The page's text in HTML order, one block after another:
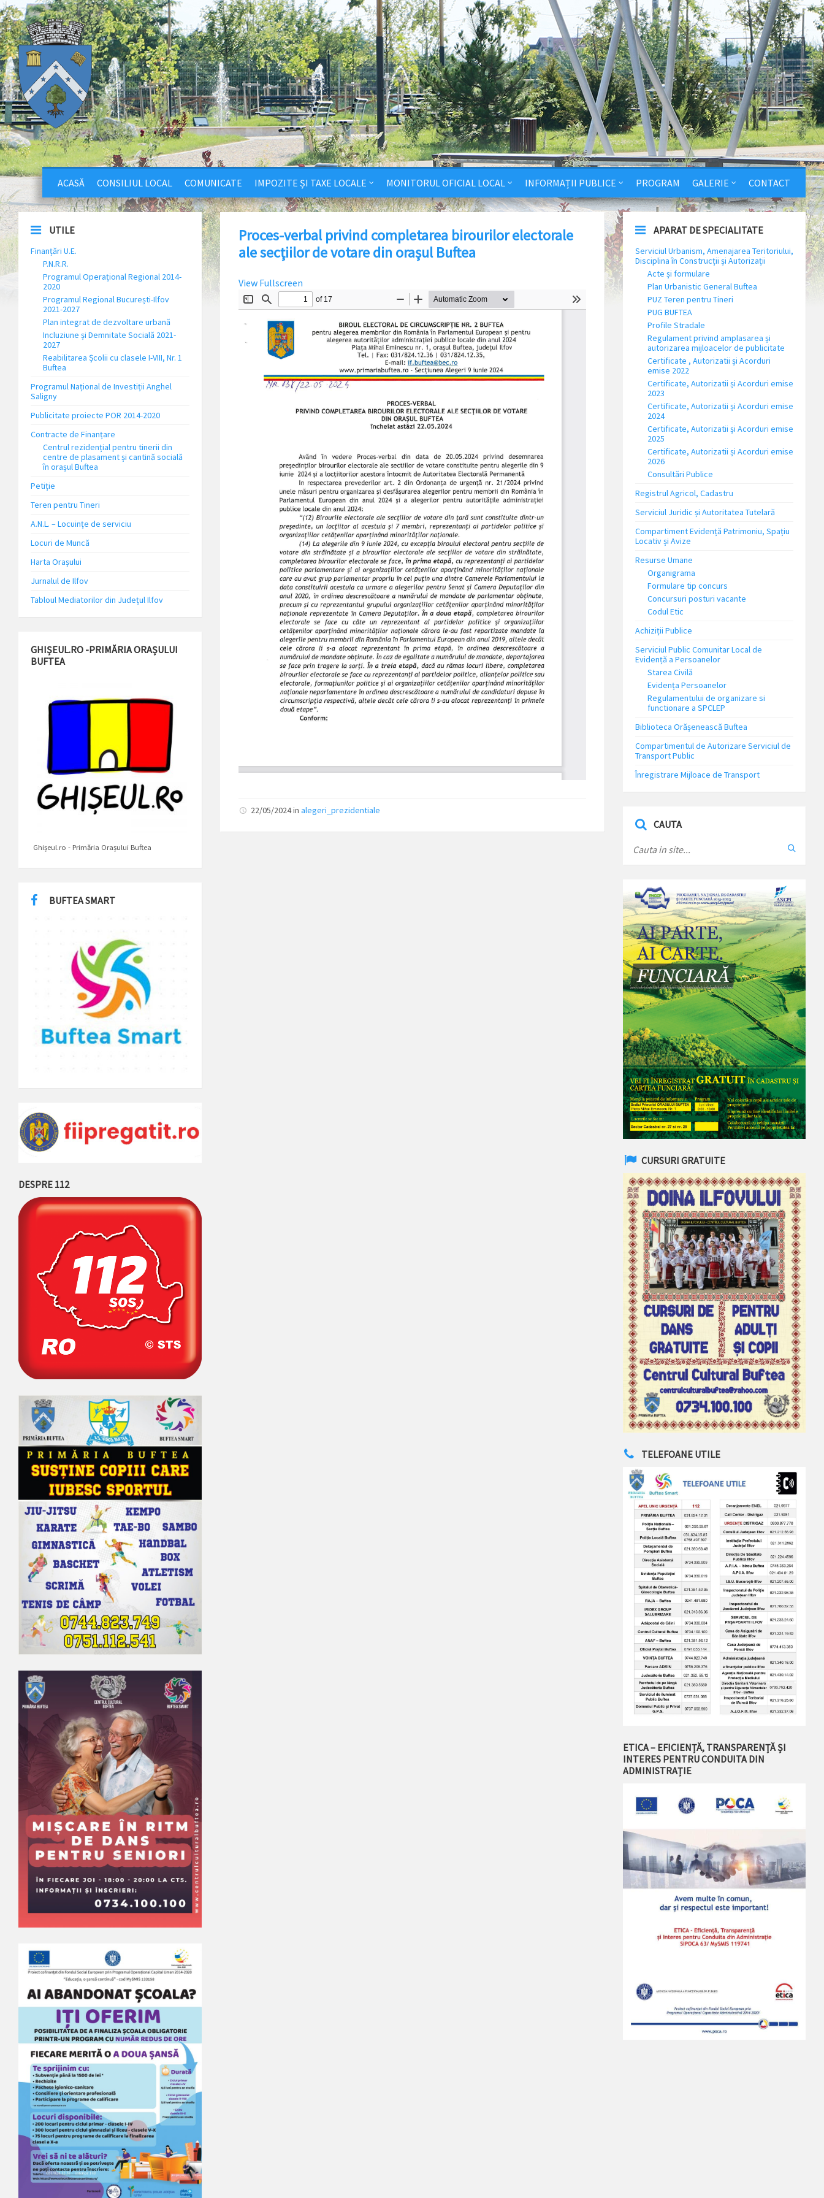
ACASĂ CONSILIUL LOCAL COMUNICATE IMPOZITE ȘI TAXE LOCALE MONITORUL OFICIAL LOCAL INFORMAȚII PUBLICE PROGRAM GALERIE CONTACT
Proces-verbal privind completarea birourilor electorale
ale secţiilor de votare din oraşul Buftea
View Fullscreen
22/05/2024in alegeri_prezidentiale
UTILE
Finanțări U.E.
P.N.R.R.
Programul Operațional Regional 2014-
2020
Programul Regional București-Ilfov
2021-2027
Plan integrat de dezvoltare urbană
Incluziune și Demnitate Socială 2021-
2027
Reabilitarea Școlii cu clasele I-VIII, Nr. 1
Buftea
Programul Național de Investiții Anghel
Saligny
Publicitate proiecte POR 2014-2020
Contracte de Finanțare
Centrul rezidențial pentru tinerii din
centre de plasament și cantină socială
în orașul Buftea
Petiție
Teren pentru Tineri
A.N.L. – Locuinţe de serviciu
Locuri de Muncă
Harta Orașului
Jurnalul de Ilfov
Tabloul Mediatorilor din Județul Ilfov
GHIȘEUL.RO -PRIMĂRIA ORAȘULUI
BUFTEA
Ghișeul.ro - Primăria Orașului Buftea
BUFTEA SMART
DESPRE 112
APARAT DE SPECIALITATE
Serviciul Urbanism, Amenajarea Teritoriului,
Disciplina în Construcții și Autorizații
Acte și formulare
Plan Urbanistic General Buftea
PUZ Teren pentru Tineri
PUG BUFTEA
Profile Stradale
Regulament privind amplasarea și
autorizarea mijloacelor de publicitate
Certificate , Autorizatii și Acorduri
emise 2022
Certificate, Autorizatii și Acorduri emise
2023
Certificate, Autorizatii și Acorduri emise
2024
Certificate, Autorizatii și Acorduri emise
2025
Certificate, Autorizatii și Acorduri emise
2026
Consultări Publice
Registrul Agricol, Cadastru
Serviciul Juridic și Autoritatea Tutelară
Compartiment Evidență Patrimoniu, Spațiu
Locativ și Avize
Resurse Umane
Organigrama
Formulare tip concurs
Concursuri posturi vacante
Codul Etic
Achiziții Publice
Serviciul Public Comunitar Local de
Evidență a Persoanelor
Starea Civilă
Evidența Persoanelor
Regulamentului de organizare si
functionare a SPCLEP
Biblioteca Orășenească Buftea
Compartimentul de Autorizare Serviciul de
Transport Public
Înregistrare Mijloace de Transport
CAUTA
CURSURI GRATUITE
TELEFOANE UTILE
ETICA – EFICIENȚĂ, TRANSPARENȚĂ ȘI
INTERES PENTRU CONDUITA DIN
ADMINISTRAȚIE